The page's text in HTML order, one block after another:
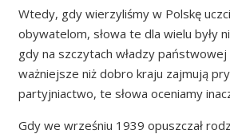
Wtedy, gdy wierzyliśmy w Polskę
obywatelom, słowa te dla wielu były
gdy na szczytach władzy państwowej
ważniejsze niż dobro kraju zajmują
partyjniactwo, te słowa oceniamy
Gdy we wrześniu 1939 opuszczał